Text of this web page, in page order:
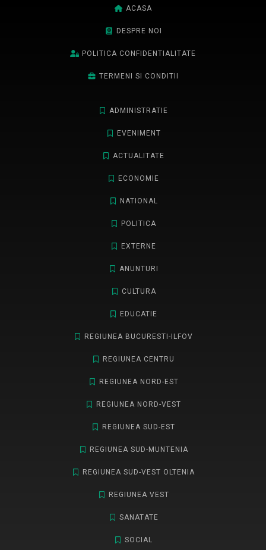
ACASA
DESPRE NOI
POLITICA CONFIDENTIALITATE
TERMENI SI CONDITII
ADMINISTRATIE
EVENIMENT
ACTUALITATE
ECONOMIE
NATIONAL
POLITICA
EXTERNE
ANUNTURI
CULTURA
EDUCATIE
REGIUNEA BUCURESTI-ILFOV
REGIUNEA CENTRU
REGIUNEA NORD-EST
REGIUNEA NORD-VEST
REGIUNEA SUD-EST
REGIUNEA SUD-MUNTENIA
REGIUNEA SUD-VEST OLTENIA
REGIUNEA VEST
SANATATE
SOCIAL